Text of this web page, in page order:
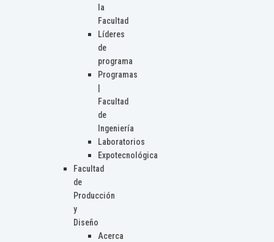
la
Facultad
Líderes
de
programa
Programas
Facultad
de
Ingeniería
Laboratorios
Expotecnológica
Facultad
de
Producción
y
Diseño
Acerca